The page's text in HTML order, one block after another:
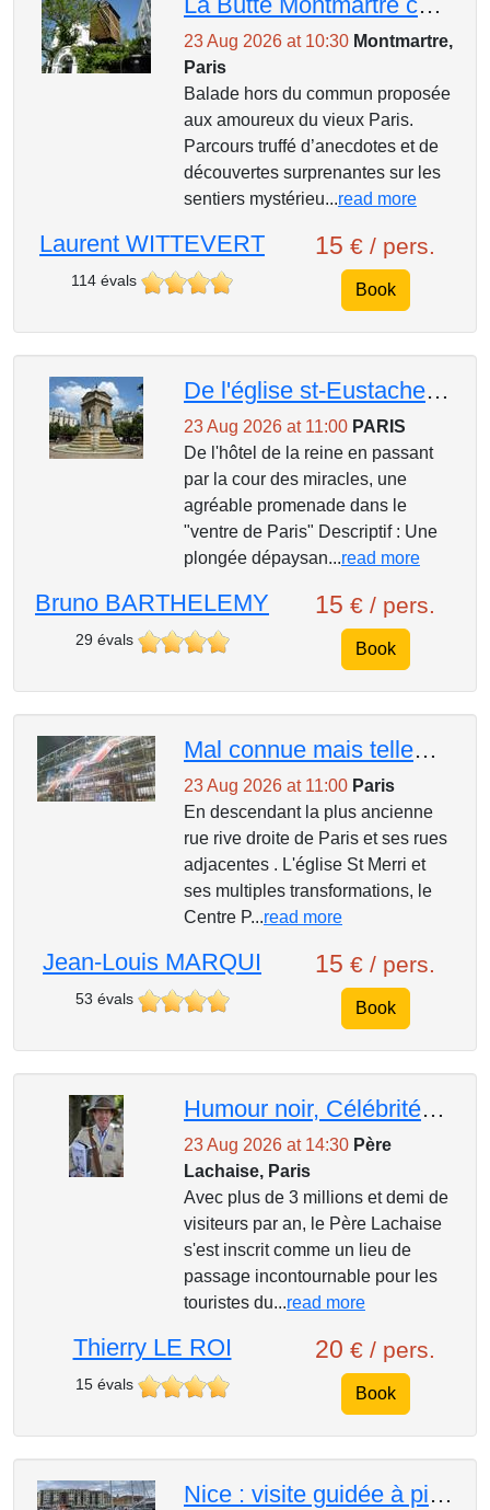
23 Aug 2026 at 10:30 Montmartre,
Paris
Balade hors du commun proposée
aux amoureux du vieux Paris.
Parcours truffé d’anecdotes et de
découvertes surprenantes sur les
sentiers mystérieu...read more
Laurent WITTEVERT
114 évals
15 € / pers.
Book
De l'église st-Eustache en passant par la cour des miracles... flânerie dans le quartier des halles
23 Aug 2026 at 11:00 PARIS
De l'hôtel de la reine en passant
par la cour des miracles, une
agréable promenade dans le
"ventre de Paris" Descriptif : Une
plongée dépaysan...read more
Bruno BARTHELEMY
29 évals
15 € / pers.
Book
Mal connue mais tellement séduisante rue St Martin .
23 Aug 2026 at 11:00 Paris
En descendant la plus ancienne
rue rive droite de Paris et ses rues
adjacentes . L'église St Merri et
ses multiples transformations, le
Centre P...read more
Jean-Louis MARQUI
53 évals
15 € / pers.
Book
Humour noir, Célébrités et Légendes du Père Lachaise
23 Aug 2026 at 14:30 Père
Lachaise, Paris
Avec plus de 3 millions et demi de
visiteurs par an, le Père Lachaise
s'est inscrit comme un lieu de
passage incontournable pour les
touristes du...read more
Thierry LE ROI
15 évals
20 € / pers.
Book
Nice : visite guidée à pied, atelier d'aquarelle sur le port et dégustation locale